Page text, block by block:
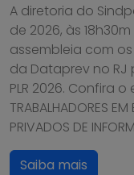
A diretoria do
de 2026, às
assembleia com
da Dataprev no
PLR 2026. Confira o
TRABALHADORES EM
PRIVADOS DE
Saiba mais